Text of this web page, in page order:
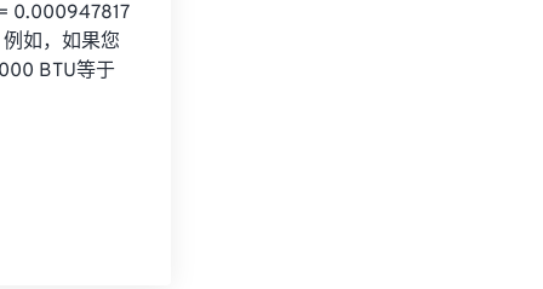
0.000947817
如，如果您
BTU等于